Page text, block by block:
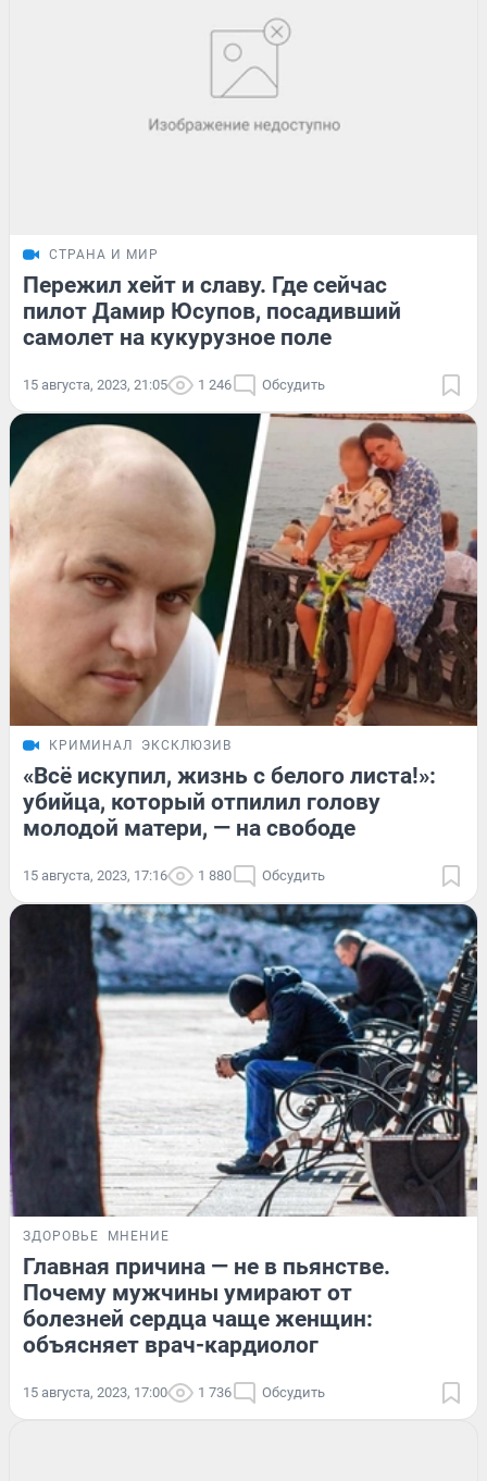
СТРАНА И МИР
Пережил хейт и славу. Где сейчас
пилот Дамир Юсупов, посадивший
самолет на кукурузное поле
15 августа, 2023, 21:05 1 246 Обсудить
КРИМИНАЛ ЭКСКЛЮЗИВ
«Всё искупил, жизнь с белого листа!»:
убийца, который отпилил голову
молодой матери, — на свободе
15 августа, 2023, 17:16 1 880 Обсудить
ЗДОРОВЬЕ МНЕНИЕ
Главная причина — не в пьянстве.
Почему мужчины умирают от
болезней сердца чаще женщин:
объясняет врач-кардиолог
15 августа, 2023, 17:00 1 736 Обсудить